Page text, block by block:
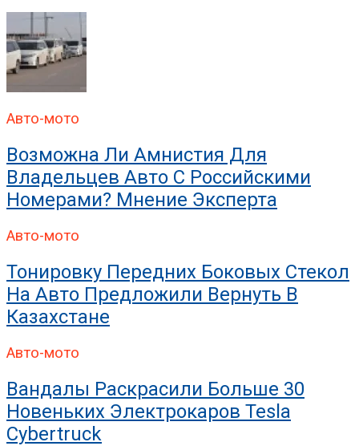
Авто-мото
Возможна Ли Амнистия Для
Владельцев Авто С Российскими
Номерами? Мнение Эксперта
Авто-мото
Тонировку Передних Боковых Стекол
На Авто Предложили Вернуть В
Казахстане
Авто-мото
Вандалы Раскрасили Больше 30
Новеньких Электрокаров Tesla
Cybertruck